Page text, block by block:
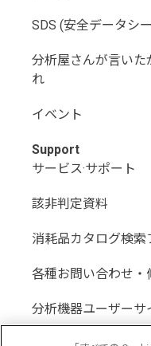
SDS (安全データシ
分析屋さんが言いた
れ
イベント
Support
サービス·サポート
該非判定資料
消耗品カタログ検索
各種お問い合わせ・
分析機器ユーザーサ